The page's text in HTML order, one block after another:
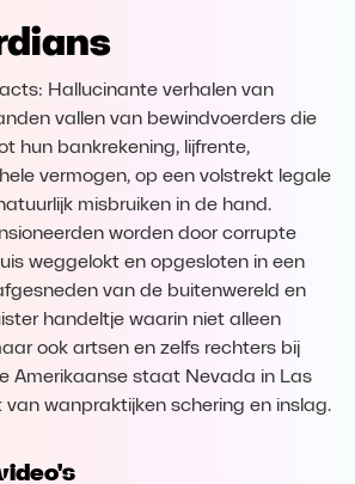
Edge
Hallucinante verhalen van
vallen van bewindvoerders die
hun bankrekening, lijfrente,
vermogen, op een volstrekt legale
misbruiken in de hand.
worden door corrupte
weggelokt en opgesloten in een
van de buitenwereld en
handeltje waarin niet alleen
ook artsen en zelfs rechters bij
Amerikaanse staat Nevada in Las
van wanpraktijken schering en inslag.